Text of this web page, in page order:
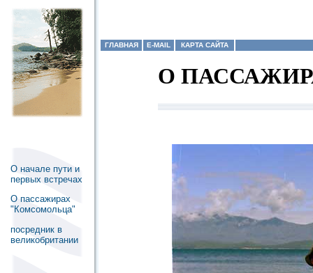
О начале пути и
первых встречах
О пассажирах
"Комсомольца"
посредник в
великобритании
ГЛАВНАЯ E-MAIL КАРТА САЙТА
О